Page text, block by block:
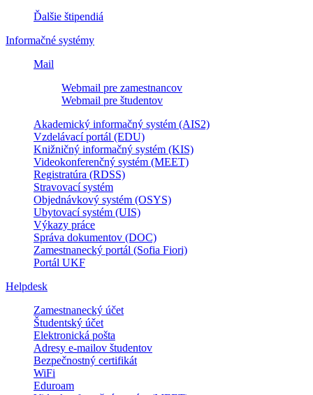
Ďalšie štipendiá
Informačné systémy
Mail
Webmail pre zamestnancov
Webmail pre študentov
Akademický informačný systém (AIS2)
Vzdelávací portál (EDU)
Knižničný informačný systém (KIS)
Videokonferenčný systém (MEET)
Registratúra (RDSS)
Stravovací systém
Objednávkový systém (OSYS)
Ubytovací systém (UIS)
Výkazy práce
Správa dokumentov (DOC)
Zamestnanecký portál (Sofia Fiori)
Portál UKF
Helpdesk
Zamestnanecký účet
Študentský účet
Elektronická pošta
Adresy e-mailov študentov
Bezpečnostný certifikát
WiFi
Eduroam